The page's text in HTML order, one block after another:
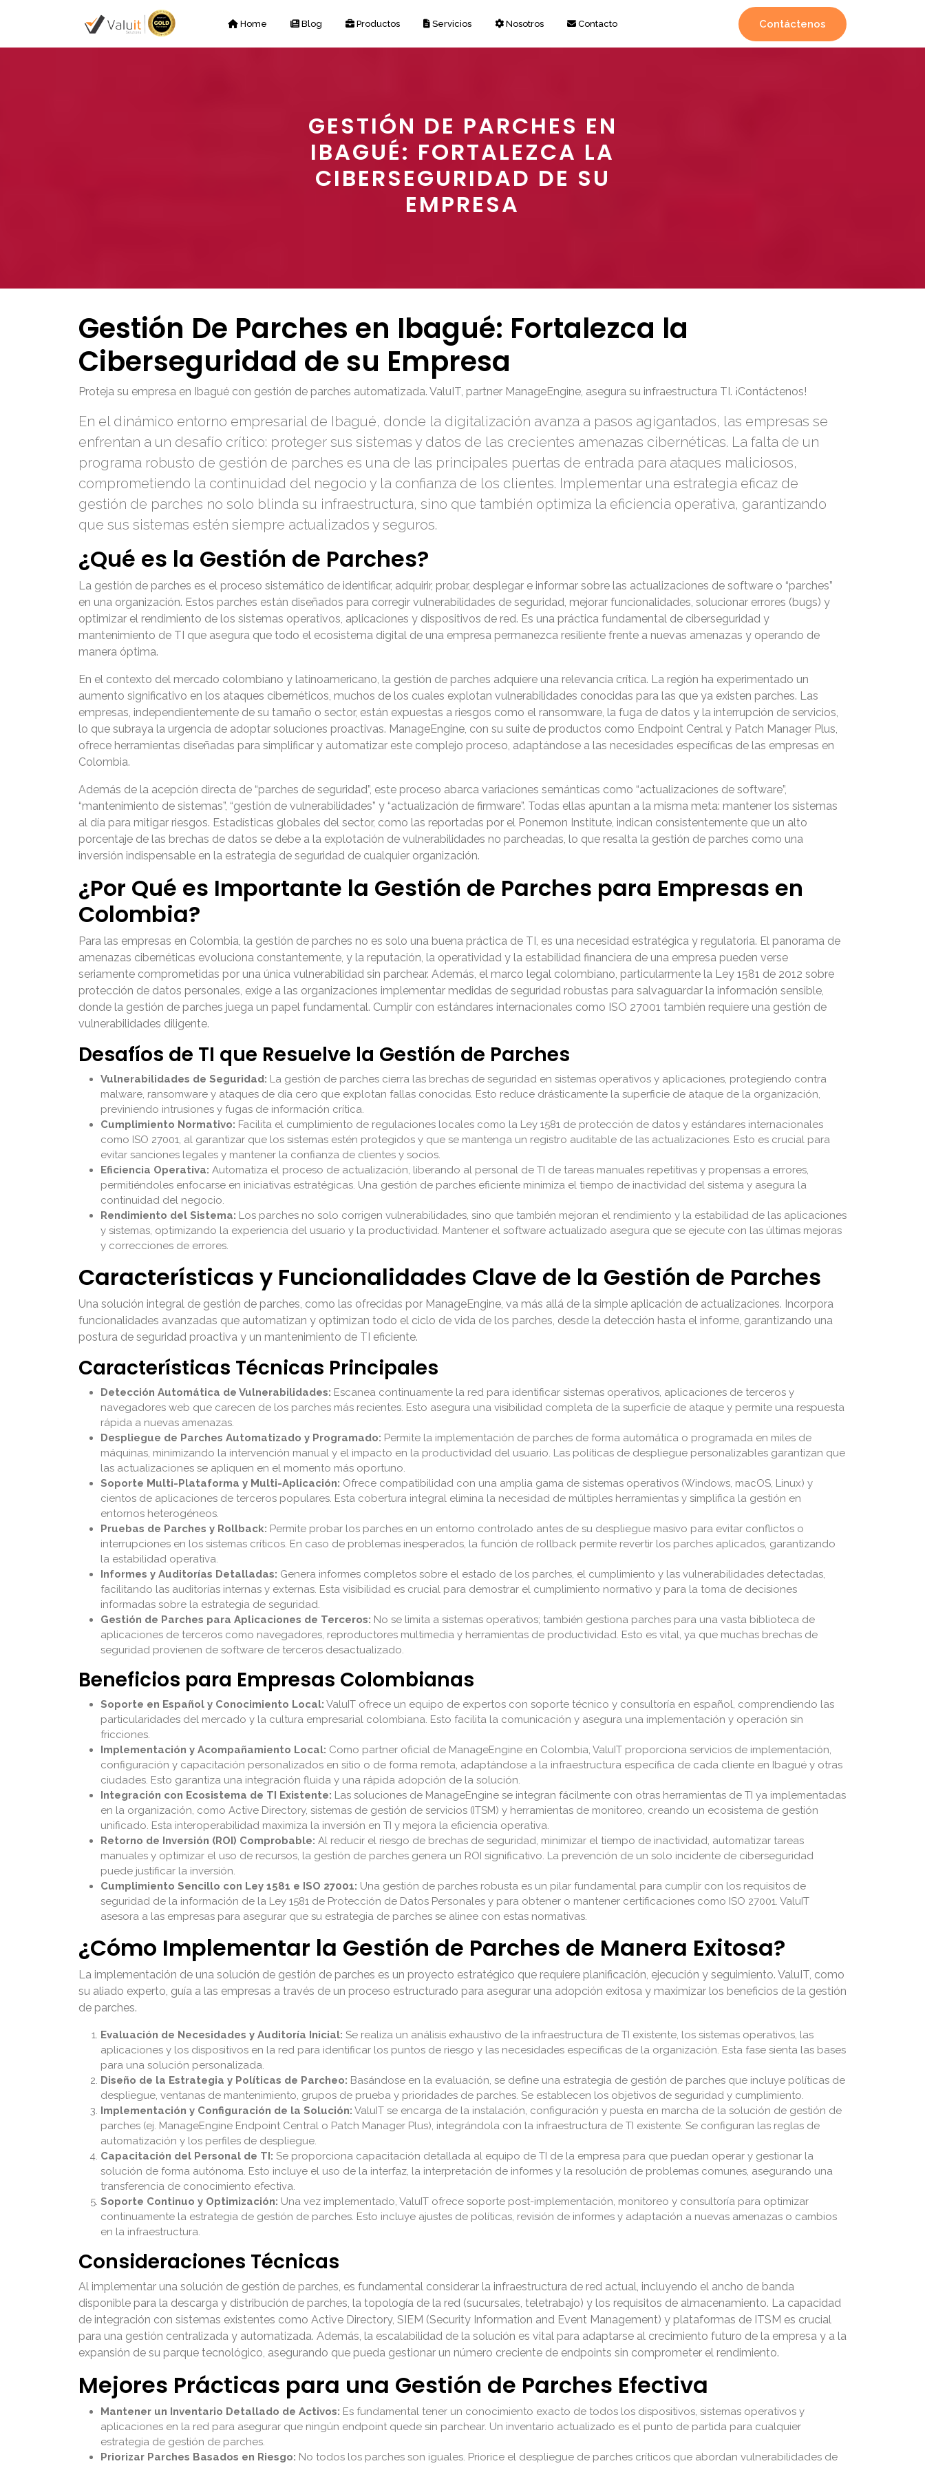
Home Blog Productos Servicios Nosotros Contacto Contáctenos
GESTIÓN DE PARCHES EN
IBAGUÉ: FORTALEZCA LA
CIBERSEGURIDAD DE SU
EMPRESA
Gestión De Parches en Ibagué: Fortalezca la
Ciberseguridad de su Empresa
Proteja su empresa en Ibagué con gestión de parches automatizada. ValuIT, partner ManageEngine, asegura su infraestructura TI. ¡Contáctenos!
En el dinámico entorno empresarial de Ibagué, donde la digitalización avanza a pasos agigantados, las empresas se
enfrentan a un desafío crítico: proteger sus sistemas y datos de las crecientes amenazas cibernéticas. La falta de un
programa robusto de gestión de parches es una de las principales puertas de entrada para ataques maliciosos,
comprometiendo la continuidad del negocio y la confianza de los clientes. Implementar una estrategia eficaz de
gestión de parches no solo blinda su infraestructura, sino que también optimiza la eficiencia operativa, garantizando
que sus sistemas estén siempre actualizados y seguros.
¿Qué es la Gestión de Parches?
La gestión de parches es el proceso sistemático de identificar, adquirir, probar, desplegar e informar sobre las actualizaciones de software o “parches”
en una organización. Estos parches están diseñados para corregir vulnerabilidades de seguridad, mejorar funcionalidades, solucionar errores (bugs) y
optimizar el rendimiento de los sistemas operativos, aplicaciones y dispositivos de red. Es una práctica fundamental de ciberseguridad y
mantenimiento de TI que asegura que todo el ecosistema digital de una empresa permanezca resiliente frente a nuevas amenazas y operando de
manera óptima.
En el contexto del mercado colombiano y latinoamericano, la gestión de parches adquiere una relevancia crítica. La región ha experimentado un
aumento significativo en los ataques cibernéticos, muchos de los cuales explotan vulnerabilidades conocidas para las que ya existen parches. Las
empresas, independientemente de su tamaño o sector, están expuestas a riesgos como el ransomware, la fuga de datos y la interrupción de servicios,
lo que subraya la urgencia de adoptar soluciones proactivas. ManageEngine, con su suite de productos como Endpoint Central y Patch Manager Plus,
ofrece herramientas diseñadas para simplificar y automatizar este complejo proceso, adaptándose a las necesidades específicas de las empresas en
Colombia.
Además de la acepción directa de “parches de seguridad”, este proceso abarca variaciones semánticas como “actualizaciones de software”,
“mantenimiento de sistemas”, “gestión de vulnerabilidades” y “actualización de firmware”. Todas ellas apuntan a la misma meta: mantener los sistemas
al día para mitigar riesgos. Estadísticas globales del sector, como las reportadas por el Ponemon Institute, indican consistentemente que un alto
porcentaje de las brechas de datos se debe a la explotación de vulnerabilidades no parcheadas, lo que resalta la gestión de parches como una
inversión indispensable en la estrategia de seguridad de cualquier organización.
¿Por Qué es Importante la Gestión de Parches para Empresas en
Colombia?
Para las empresas en Colombia, la gestión de parches no es solo una buena práctica de TI, es una necesidad estratégica y regulatoria. El panorama de
amenazas cibernéticas evoluciona constantemente, y la reputación, la operatividad y la estabilidad financiera de una empresa pueden verse
seriamente comprometidas por una única vulnerabilidad sin parchear. Además, el marco legal colombiano, particularmente la Ley 1581 de 2012 sobre
protección de datos personales, exige a las organizaciones implementar medidas de seguridad robustas para salvaguardar la información sensible,
donde la gestión de parches juega un papel fundamental. Cumplir con estándares internacionales como ISO 27001 también requiere una gestión de
vulnerabilidades diligente.
Desafíos de TI que Resuelve la Gestión de Parches
Vulnerabilidades de Seguridad: La gestión de parches cierra las brechas de seguridad en sistemas operativos y aplicaciones, protegiendo contra
malware, ransomware y ataques de día cero que explotan fallas conocidas. Esto reduce drásticamente la superficie de ataque de la organización,
previniendo intrusiones y fugas de información crítica.
Cumplimiento Normativo: Facilita el cumplimiento de regulaciones locales como la Ley 1581 de protección de datos y estándares internacionales
como ISO 27001, al garantizar que los sistemas estén protegidos y que se mantenga un registro auditable de las actualizaciones. Esto es crucial para
evitar sanciones legales y mantener la confianza de clientes y socios.
Eficiencia Operativa: Automatiza el proceso de actualización, liberando al personal de TI de tareas manuales repetitivas y propensas a errores,
permitiéndoles enfocarse en iniciativas estratégicas. Una gestión de parches eficiente minimiza el tiempo de inactividad del sistema y asegura la
continuidad del negocio.
Rendimiento del Sistema: Los parches no solo corrigen vulnerabilidades, sino que también mejoran el rendimiento y la estabilidad de las aplicaciones
y sistemas, optimizando la experiencia del usuario y la productividad. Mantener el software actualizado asegura que se ejecute con las últimas mejoras
y correcciones de errores.
Características y Funcionalidades Clave de la Gestión de Parches
Una solución integral de gestión de parches, como las ofrecidas por ManageEngine, va más allá de la simple aplicación de actualizaciones. Incorpora
funcionalidades avanzadas que automatizan y optimizan todo el ciclo de vida de los parches, desde la detección hasta el informe, garantizando una
postura de seguridad proactiva y un mantenimiento de TI eficiente.
Características Técnicas Principales
Detección Automática de Vulnerabilidades: Escanea continuamente la red para identificar sistemas operativos, aplicaciones de terceros y
navegadores web que carecen de los parches más recientes. Esto asegura una visibilidad completa de la superficie de ataque y permite una respuesta
rápida a nuevas amenazas.
Despliegue de Parches Automatizado y Programado: Permite la implementación de parches de forma automática o programada en miles de
máquinas, minimizando la intervención manual y el impacto en la productividad del usuario. Las políticas de despliegue personalizables garantizan que
las actualizaciones se apliquen en el momento más oportuno.
Soporte Multi-Plataforma y Multi-Aplicación: Ofrece compatibilidad con una amplia gama de sistemas operativos (Windows, macOS, Linux) y
cientos de aplicaciones de terceros populares. Esta cobertura integral elimina la necesidad de múltiples herramientas y simplifica la gestión en
entornos heterogéneos.
Pruebas de Parches y Rollback: Permite probar los parches en un entorno controlado antes de su despliegue masivo para evitar conflictos o
interrupciones en los sistemas críticos. En caso de problemas inesperados, la función de rollback permite revertir los parches aplicados, garantizando
la estabilidad operativa.
Informes y Auditorías Detalladas: Genera informes completos sobre el estado de los parches, el cumplimiento y las vulnerabilidades detectadas,
facilitando las auditorías internas y externas. Esta visibilidad es crucial para demostrar el cumplimiento normativo y para la toma de decisiones
informadas sobre la estrategia de seguridad.
Gestión de Parches para Aplicaciones de Terceros: No se limita a sistemas operativos; también gestiona parches para una vasta biblioteca de
aplicaciones de terceros como navegadores, reproductores multimedia y herramientas de productividad. Esto es vital, ya que muchas brechas de
seguridad provienen de software de terceros desactualizado.
Beneficios para Empresas Colombianas
Soporte en Español y Conocimiento Local: ValuIT ofrece un equipo de expertos con soporte técnico y consultoría en español, comprendiendo las
particularidades del mercado y la cultura empresarial colombiana. Esto facilita la comunicación y asegura una implementación y operación sin
fricciones.
Implementación y Acompañamiento Local: Como partner oficial de ManageEngine en Colombia, ValuIT proporciona servicios de implementación,
configuración y capacitación personalizados en sitio o de forma remota, adaptándose a la infraestructura específica de cada cliente en Ibagué y otras
ciudades. Esto garantiza una integración fluida y una rápida adopción de la solución.
Integración con Ecosistema de TI Existente: Las soluciones de ManageEngine se integran fácilmente con otras herramientas de TI ya implementadas
en la organización, como Active Directory, sistemas de gestión de servicios (ITSM) y herramientas de monitoreo, creando un ecosistema de gestión
unificado. Esta interoperabilidad maximiza la inversión en TI y mejora la eficiencia operativa.
Retorno de Inversión (ROI) Comprobable: Al reducir el riesgo de brechas de seguridad, minimizar el tiempo de inactividad, automatizar tareas
manuales y optimizar el uso de recursos, la gestión de parches genera un ROI significativo. La prevención de un solo incidente de ciberseguridad
puede justificar la inversión.
Cumplimiento Sencillo con Ley 1581 e ISO 27001: Una gestión de parches robusta es un pilar fundamental para cumplir con los requisitos de
seguridad de la información de la Ley 1581 de Protección de Datos Personales y para obtener o mantener certificaciones como ISO 27001. ValuIT
asesora a las empresas para asegurar que su estrategia de parches se alinee con estas normativas.
¿Cómo Implementar la Gestión de Parches de Manera Exitosa?
La implementación de una solución de gestión de parches es un proyecto estratégico que requiere planificación, ejecución y seguimiento. ValuIT, como
su aliado experto, guía a las empresas a través de un proceso estructurado para asegurar una adopción exitosa y maximizar los beneficios de la gestión
de parches.
Evaluación de Necesidades y Auditoría Inicial: Se realiza un análisis exhaustivo de la infraestructura de TI existente, los sistemas operativos, las
aplicaciones y los dispositivos en la red para identificar los puntos de riesgo y las necesidades específicas de la organización. Esta fase sienta las bases
para una solución personalizada.
Diseño de la Estrategia y Políticas de Parcheo: Basándose en la evaluación, se define una estrategia de gestión de parches que incluye políticas de
despliegue, ventanas de mantenimiento, grupos de prueba y prioridades de parches. Se establecen los objetivos de seguridad y cumplimiento.
Implementación y Configuración de la Solución: ValuIT se encarga de la instalación, configuración y puesta en marcha de la solución de gestión de
parches (ej. ManageEngine Endpoint Central o Patch Manager Plus), integrándola con la infraestructura de TI existente. Se configuran las reglas de
automatización y los perfiles de despliegue.
Capacitación del Personal de TI: Se proporciona capacitación detallada al equipo de TI de la empresa para que puedan operar y gestionar la
solución de forma autónoma. Esto incluye el uso de la interfaz, la interpretación de informes y la resolución de problemas comunes, asegurando una
transferencia de conocimiento efectiva.
Soporte Continuo y Optimización: Una vez implementado, ValuIT ofrece soporte post-implementación, monitoreo y consultoría para optimizar
continuamente la estrategia de gestión de parches. Esto incluye ajustes de políticas, revisión de informes y adaptación a nuevas amenazas o cambios
en la infraestructura.
Consideraciones Técnicas
Al implementar una solución de gestión de parches, es fundamental considerar la infraestructura de red actual, incluyendo el ancho de banda
disponible para la descarga y distribución de parches, la topología de la red (sucursales, teletrabajo) y los requisitos de almacenamiento. La capacidad
de integración con sistemas existentes como Active Directory, SIEM (Security Information and Event Management) y plataformas de ITSM es crucial
para una gestión centralizada y automatizada. Además, la escalabilidad de la solución es vital para adaptarse al crecimiento futuro de la empresa y a la
expansión de su parque tecnológico, asegurando que pueda gestionar un número creciente de endpoints sin comprometer el rendimiento.
Mejores Prácticas para una Gestión de Parches Efectiva
Mantener un Inventario Detallado de Activos: Es fundamental tener un conocimiento exacto de todos los dispositivos, sistemas operativos y
aplicaciones en la red para asegurar que ningún endpoint quede sin parchear. Un inventario actualizado es el punto de partida para cualquier
estrategia de gestión de parches.
Priorizar Parches Basados en Riesgo: No todos los parches son iguales. Priorice el despliegue de parches críticos que abordan vulnerabilidades de